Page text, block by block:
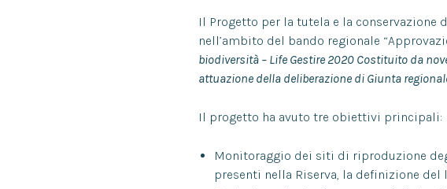
Il Progetto per la tutela e la conservazione
nell’ambito del bando regionale
biodiversità – Life Gestire 2020 Costituito da
attuazione della deliberazione di Giunta
Il progetto ha avuto tre obiettivi principali:
Monitoraggio dei siti di riproduzione
presenti nella Riserva, la definizione